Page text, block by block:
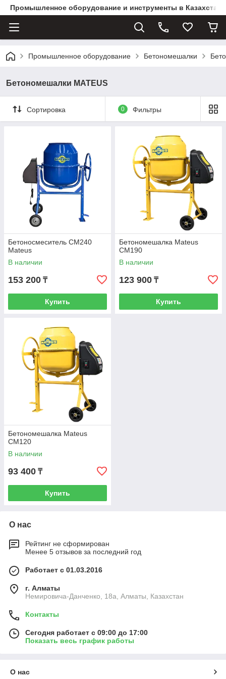
Промышленное оборудование и инструменты в
Промышленное оборудование Бетономешалки
Бетономешалки MATEUS
Сортировка 0 Фильтры
Бетоносмеситель СМ240
Mateus
В наличии
153 200 ₸
Купить
Бетономешалка Mateus
CM190
В наличии
123 900 ₸
Купить
Бетономешалка Mateus
CM120
В наличии
93 400 ₸
Купить
О нас
Рейтинг не сформирован
Менее 5 отзывов за последний год
Работает с 01.03.2016
г. Алматы
Немировича-Данченко, 18а, Алматы, Казахстан
Контакты
Сегодня работает с 09:00 до 17:00
Показать весь график работы
О нас